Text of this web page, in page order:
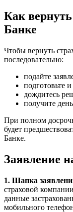
Как вернуть
Банке
Чтобы вернуть
последовательно:
подайте
подготовьте
дождитесь
получите
При полном
будет
Банке.
Заявление
1. Шапка
страховой
данные
мобильного